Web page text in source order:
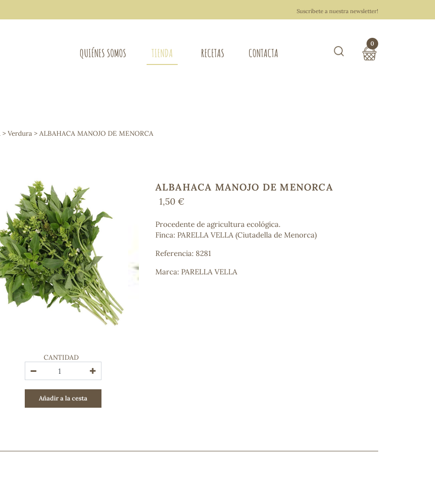
Suscríbete a nuestra newsletter!
QUIÉNES SOMOS TIENDA
Osteo-articular
Mujer
Control de peso
Extracto de plantas
Ácidos Grasos
Depurativos
Bienestar emocional
Jalea Real
Memoria
Hierro
Deporte
Digestivos
Circulatorio, colesterol y glucosa
Superalimentos
Proteína
COSMÉTICA E HIGIENE PERSONAL
Cremas, lociones y aceites corporales
Hombre
Higiene personal
Labiales
Higiene íntima
RECETAS CONTACTA
0
> Verdura > ALBAHACA MANOJO DE MENORCA
CANTIDAD
Añadir a la cesta
ALBAHACA MANOJO DE MENORCA
1,50 €
Procedente de agricultura ecológica.
Finca: PARELLA VELLA (Ciutadella de Menorca)
Referencia: 8281
Marca: PARELLA VELLA